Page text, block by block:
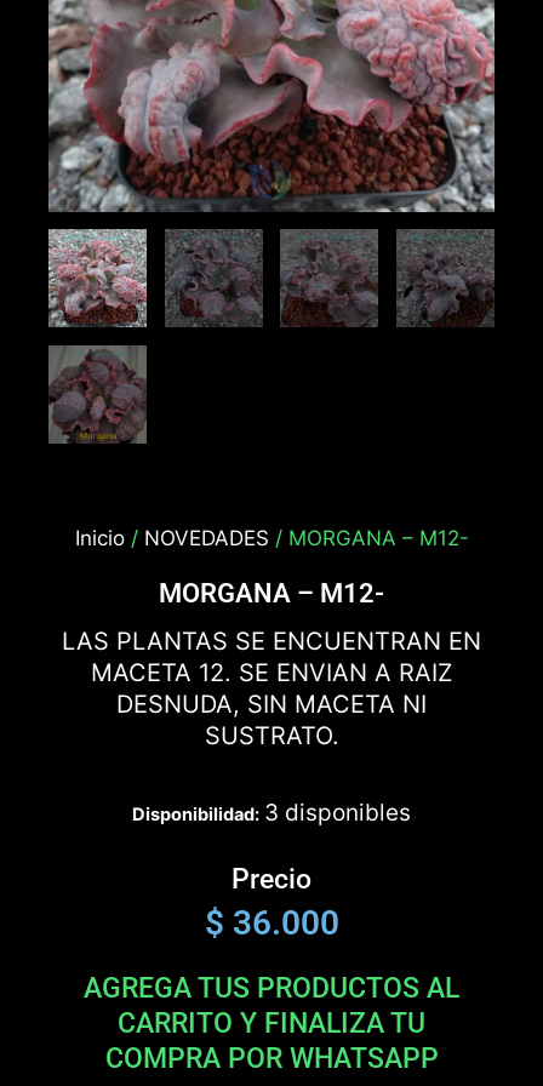
Inicio/ NOVEDADES / MORGANA – M12-
MORGANA – M12-
LAS PLANTAS SE ENCUENTRAN EN
MACETA 12. SE ENVIAN A RAIZ
DESNUDA, SIN MACETA NI
SUSTRATO.
Disponibilidad: 3 disponibles
Precio
$ 36.000
AGREGA TUS PRODUCTOS AL
CARRITO Y FINALIZA TU
COMPRA POR WHATSAPP